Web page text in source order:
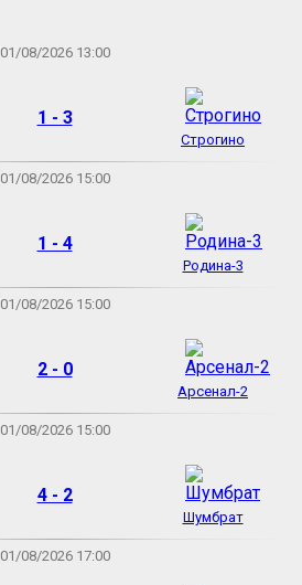
01/08/2026 13:00
1 - 3
Строгино
01/08/2026 15:00
1 - 4
Родина-3
01/08/2026 15:00
2 - 0
Арсенал-2
01/08/2026 15:00
4 - 2
Шумбрат
01/08/2026 17:00